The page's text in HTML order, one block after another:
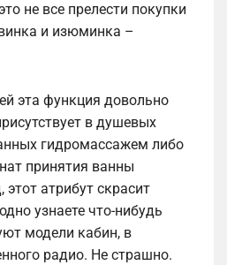
не все прелести покупки
и изюминка –
эта функция довольно
в душевых
гидромассажем либо
принятия ванны
атрибут скрасит
узнаете что-нибудь
модели кабин, в
радио. Не страшно.